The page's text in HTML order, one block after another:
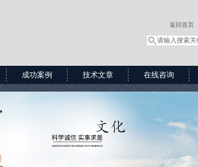
返回首
成功案例 技术文章 在线咨询